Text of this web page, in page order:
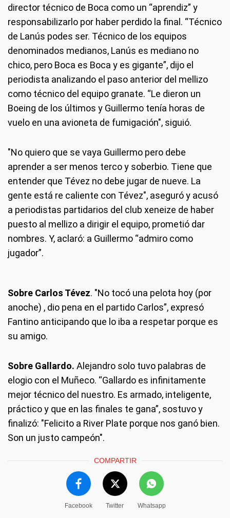
director técnico de Boca como un “aprendiz” y
responsabilizarlo por haber perdido la final. “Técnico
de Lanús podes ser. Técnico de los equipos
denominados medianos, Lanús es mediano no
chico, pero Boca es Boca y es gigante”, dijo el
periodista analizando el paso anterior del mellizo
como técnico del equipo granate. “Le dieron un
Boeing de los últimos y Guillermo tenía horas de
vuelo en una avioneta de fumigación", siguió.
"No quiero que se vaya Guillermo pero debe
aprender a ser menos terco y soberbio. Tiene que
entender que Tévez no debe jugar de nueve. La
gente está re caliente con Tévez", aseguró y acusó
a periodistas partidarios del club xeneize de haber
puesto al mellizo a dirigir el equipo, prometió dar
nombres. Y, aclaró: a Guillermo “admiro como
jugador”.
Sobre Carlos Tévez. "No tocó una pelota hoy (por
anoche) , dio pena en el partido Carlos”, expresó
Fantino anticipando que lo iba a respetar porque es
su amigo.
Sobre Gallardo. Alejandro solo tuvo palabras de
elogio con el Muñeco. “Gallardo es infinitamente
mejor técnico del nuestro. Es armado, inteligente,
práctico y que en las finales te gana”, sostuvo y
finalizó: "Felicito a River Plate porque nos ganó bien.
Son un justo campeón".
COMPARTIR
Facebook Twitter Whatsapp